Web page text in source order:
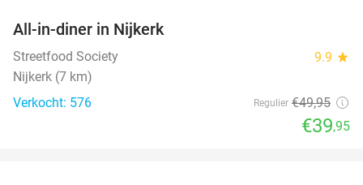
All-in-diner in Nijkerk
Streetfood Society 9.9 star
Nijkerk (7 km)
Verkocht: 576
Regulier €49,95
€39,95